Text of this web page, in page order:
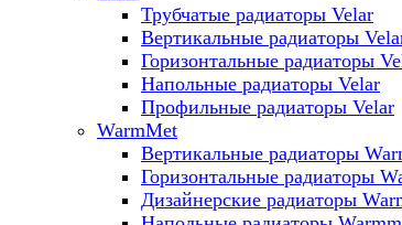
Трубчатые радиаторы Velar
Вертикальные радиаторы
Горизонтальные радиаторы
Напольные радиаторы Velar
Профильные радиаторы Velar
WarmMet
Вертикальные радиаторы
Горизонтальные радиаторы
Дизайнерские радиаторы